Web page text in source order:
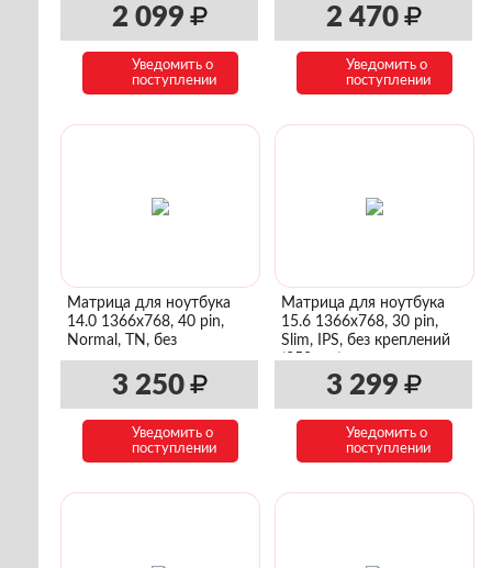
2 099
Уведомить о
поступлении
2 470
Уведомить о
поступлении
Матрица для ноутбука
14.0 1366x768, 40 pin,
Normal, TN, без
крепления
3 250
Уведомить о
поступлении
Матрица для ноутбука
15.6 1366x768, 30 pin,
Slim, IPS, без креплений
(350mm)
3 299
Уведомить о
поступлении